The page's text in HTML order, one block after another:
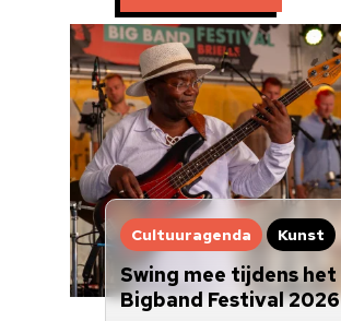
Cultuuragenda Kunst
Swing mee tijdens het
Bigband Festival 2026